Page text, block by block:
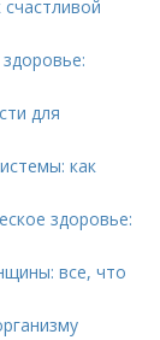
для
как
здоровье:
все, что